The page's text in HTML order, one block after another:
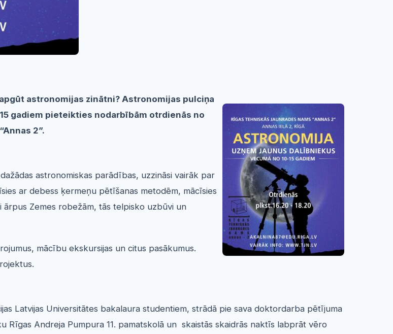
astronomijas zinātni? Astronomijas pulciņa
gadiem pieteikties nodarbībām otrdienās no
2”.
astronomiskas parādības, uzzināsi vairāk par
ar debess ķermeņu pētīšanas metodēm, mācīsies
Zemes robežām, tās telpisko uzbūvi un
mācību ekskursijas un citus pasākumus.
Latvijas Universitātes bakalaura studentiem, strādā pie sava doktordarba pētījuma
Rīgas Andreja Pumpura 11. pamatskolā un skaistās skaidrās naktīs labprāt vēro